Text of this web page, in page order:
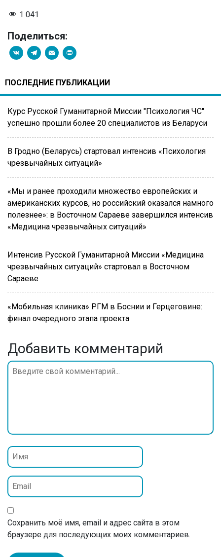
1 041
Поделиться:
VK Telegram
Email
ПОСЛЕДНИЕ ПУБЛИКАЦИИ
Курс Русской Гуманитарной Миссии "Психология ЧС"
успешно прошли более 20 специалистов из Беларуси
В Гродно (Беларусь) стартовал интенсив «Психология
чрезвычайных ситуаций»
«Мы и ранее проходили множество европейских и
американских курсов, но российский оказался намного
полезнее»: в Восточном Сараеве завершился интенсив
«Медицина чрезвычайных ситуаций»
Интенсив Русской Гуманитарной Миссии «Медицина
чрезвычайных ситуаций» стартовал в Восточном
Сараеве
«Мобильная клиника» РГМ в Боснии и Герцеговине:
финал очередного этапа проекта
Добавить комментарий
Сохранить моё имя, email и адрес сайта в этом
браузере для последующих моих комментариев.